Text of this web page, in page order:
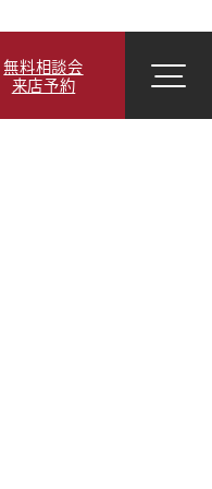
無料相談会
来店予約